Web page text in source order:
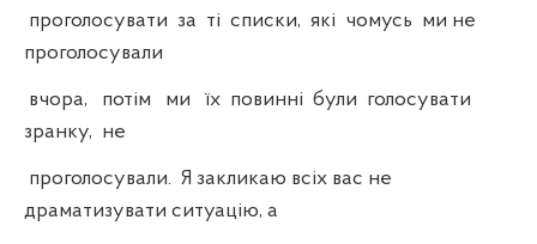
проголосувати за ті списки, які чомусь ми не
проголосували
вчора, потім ми їх повинні були голосувати
зранку, не
проголосували. Я закликаю всіх вас не
драматизувати ситуацію, а